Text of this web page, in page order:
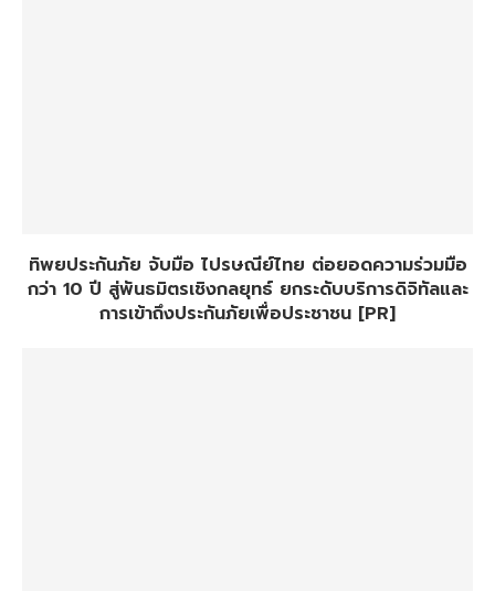
ทิพยประกันภัย จับมือ ไปรษณีย์ไทย ต่อยอดความร่วมมือ
กว่า 10 ปี สู่พันธมิตรเชิงกลยุทธ์ ยกระดับบริการดิจิทัลและ
การเข้าถึงประกันภัยเพื่อประชาชน [PR]